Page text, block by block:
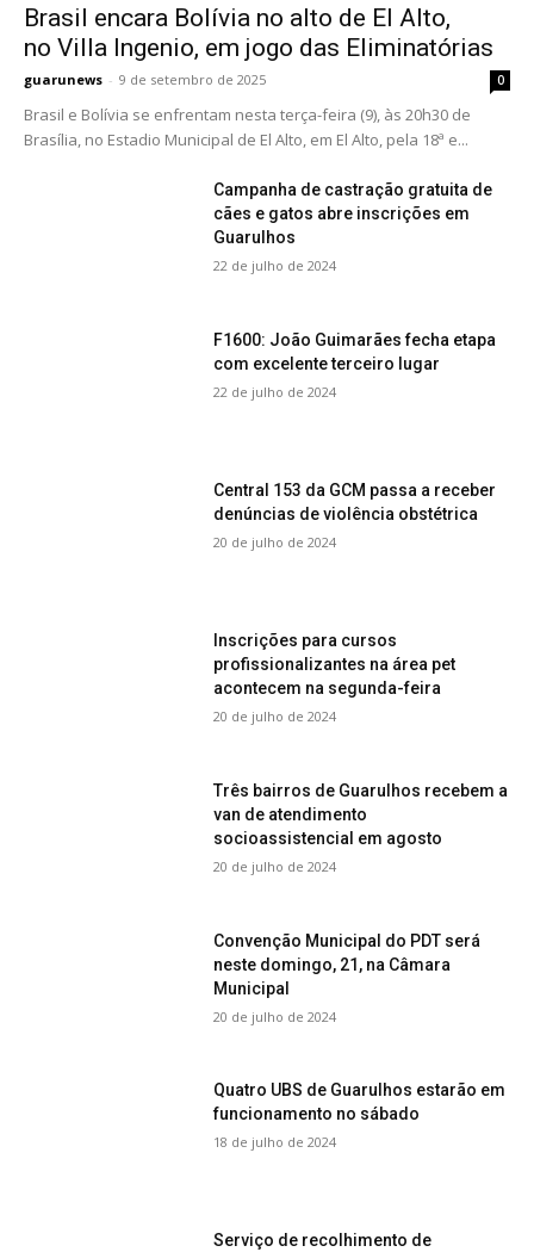
Brasil encara Bolívia no alto de El Alto,
no Villa Ingenio, em jogo das Eliminatórias
guarunews - 9 de setembro de 2025 0
Brasil e Bolívia se enfrentam nesta terça-feira (9), às 20h30 de
Brasília, no Estadio Municipal de El Alto, em El Alto, pela 18ª e...
Campanha de castração gratuita de
cães e gatos abre inscrições em
Guarulhos
22 de julho de 2024
F1600: João Guimarães fecha etapa
com excelente terceiro lugar
22 de julho de 2024
Central 153 da GCM passa a receber
denúncias de violência obstétrica
20 de julho de 2024
Inscrições para cursos
profissionalizantes na área pet
acontecem na segunda-feira
20 de julho de 2024
Três bairros de Guarulhos recebem a
van de atendimento
socioassistencial em agosto
20 de julho de 2024
Convenção Municipal do PDT será
neste domingo, 21, na Câmara
Municipal
20 de julho de 2024
Quatro UBS de Guarulhos estarão em
funcionamento no sábado
18 de julho de 2024
Serviço de recolhimento de